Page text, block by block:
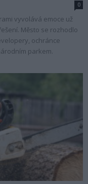
0
vyvolává emoce už
Město se rozhodlo
ochránce
parkem.